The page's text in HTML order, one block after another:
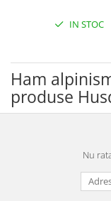
IN STOC
Ham
produse
Nu